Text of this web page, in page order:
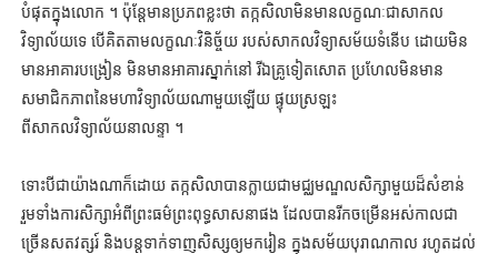
បំផុតក្នុងលោក ។ ប៉ុន្តែមានប្រភពខ្លះថា តក្កសិលាមិនមានលក្ខណៈជាសាកល
វិទ្យាល័យទេ បើគិតតាមលក្ខណៈវិនិច្ច័យ របស់សាកលវិទ្យាសម័យទំនើប ដោយមិន
មានអាគារបង្រៀន មិនមានអាគារស្នាក់នៅ រីឯគ្រូទៀតសោត ប្រហែលមិនមាន
សមាជិកភាពនៃមហាវិទ្យាល័យណាមួយឡើយ ផ្ទុយស្រឡះ
ពីសាកលវិទ្យាល័យនាលន្ទា ។
ទោះបីជាយ៉ាងណាក៏ដោយ តក្កសិលាបានក្លាយជាមជ្ឈមណ្ឌលសិក្សាមួយដ៏សំខាន់
រួមទាំងការសិក្សាអំពីព្រះធម៌ព្រះពុទ្ធសាសនាផង ដែលបានរីកចម្រើនអស់កាលជា
ច្រើនសតវត្សរ៍ និងបន្តទាក់ទាញសិស្សឲ្យមករៀន ក្នុងសម័យបុរាណកាល រហូតដល់